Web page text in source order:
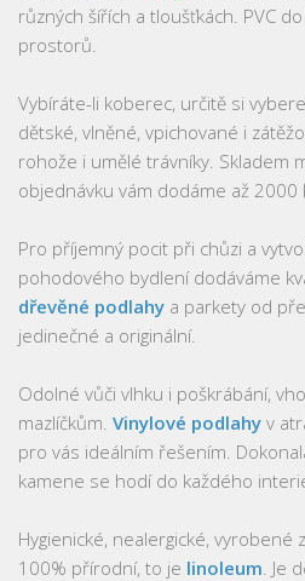
různých šířích a tloušťkách. PVC
prostorů.
Vybíráte-li koberec, určitě si
dětské, vlněné, vpichované i
rohože i umělé trávníky. Skladem
objednávku vám dodáme až 2000
Pro příjemný pocit při chůzi a
pohodového bydlení dodáváme
dřevěné podlahy a parkety od
jedinečné a originální.
Odolné vůči vlhku i poškrábání,
mazlíčkům. Vinylové podlahy v
pro vás ideálním řešením.
kamene se hodí do každého
Hygienické, nealergické, vyrobené
100% přírodní, to je linoleum .